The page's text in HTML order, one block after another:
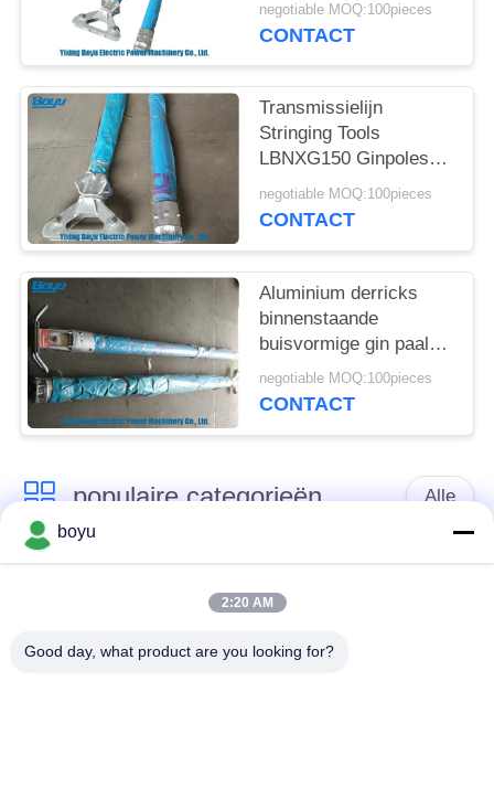
negotiable MOQ:100pieces
CONTACT
Transmissielijn
Stringing Tools
LBNXG150 Ginpoles
Derricks 10-15kN
Verticale belasting
negotiable MOQ:100pieces
CONTACT
Aluminium derricks
binnenstaande
buisvormige gin paal
veiligheid factor 2,5K
negotiable MOQ:100pieces
CONTACT
populaire categorieën Alle
transmissielijn die
Luchtlijn die Materiaal
vastbinden
spanning die
De antikabel van de
boyu
2:20 AM
Good day, what product are you looking for?